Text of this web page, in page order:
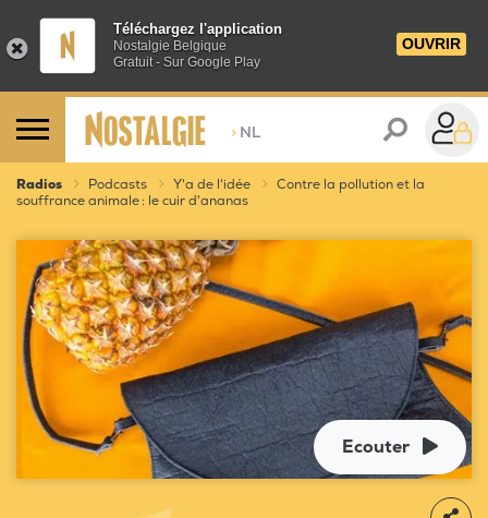
Téléchargez l'application
Nostalgie Belgique
Gratuit - Sur Google Play
OUVRIR
> NL
Radios Podcasts Y'a de l'idée
Contre la pollution et la
souffrance animale : le cuir d'ananas
Ecouter